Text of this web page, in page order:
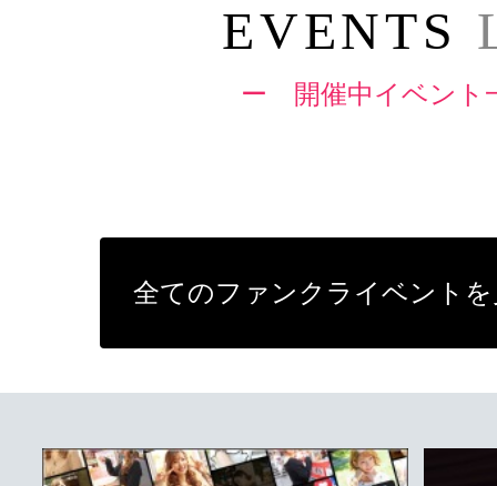
EVENTS
ー 開催中イベン
全てのファンクライベント